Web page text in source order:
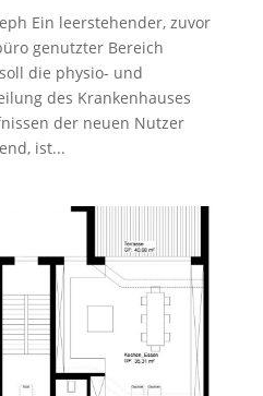
Ein leerstehender, zuvor
genutzter Bereich
die physio- und
des Krankenhauses
der neuen Nutzer
ist...